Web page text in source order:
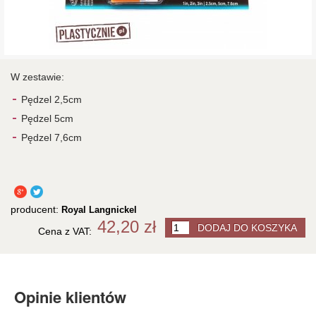
W zestawie:
Pędzel 2,5cm
Pędzel 5cm
Pędzel 7,6cm
producent: Royal Langnickel
42,20 zł
Cena z VAT:
Opinie klientów